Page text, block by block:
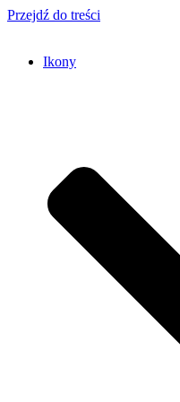
Przejdź do treści
Ikony